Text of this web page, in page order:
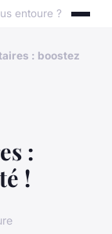
entoure ?
: boostez
:
!